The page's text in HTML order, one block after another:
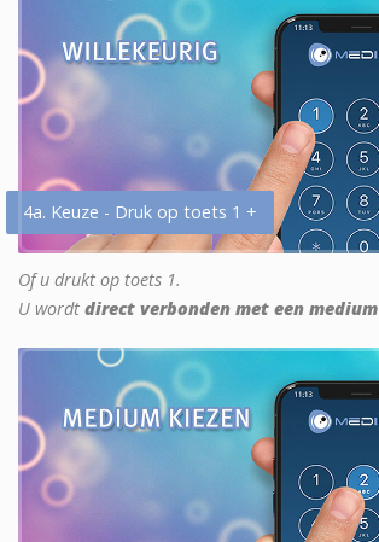
4a. Keuze - Druk op toets 1 +
Of u drukt op toets 1.
U wordt direct verbonden met een medium